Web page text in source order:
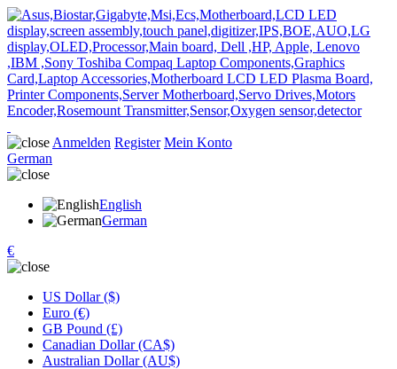
Anmelden Register Mein Konto
German
English
German
€
US Dollar ($)
Euro (€)
GB Pound (£)
Canadian Dollar (CA$)
Australian Dollar (AU$)